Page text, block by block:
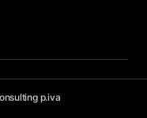
p.iva